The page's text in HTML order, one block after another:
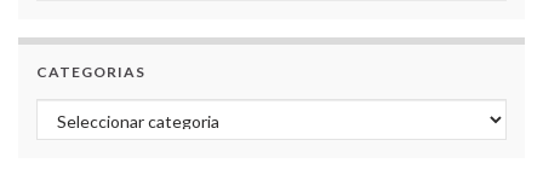
CATEGORIAS
Categorias